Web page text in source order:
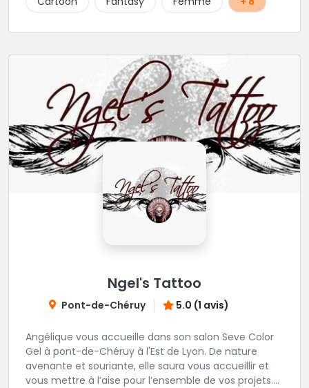
Ngel's Tattoo
Pont-de-Chéruy 5.0 (1 avis)
Angélique vous accueille dans son salon Seve Color
Gel à pont-de-Chéruy à l'Est de Lyon. De nature
avenante et souriante, elle saura vous accueillir et
vous mettre à l’aise pour l’ensemble de vos projets.